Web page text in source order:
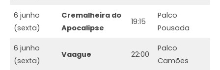
6 junho
(sexta)
Cremalheira do
Apocalipse
19:15
Palco
Pousada
6 junho
(sexta)
Vaague 22:00
Palco
Camões